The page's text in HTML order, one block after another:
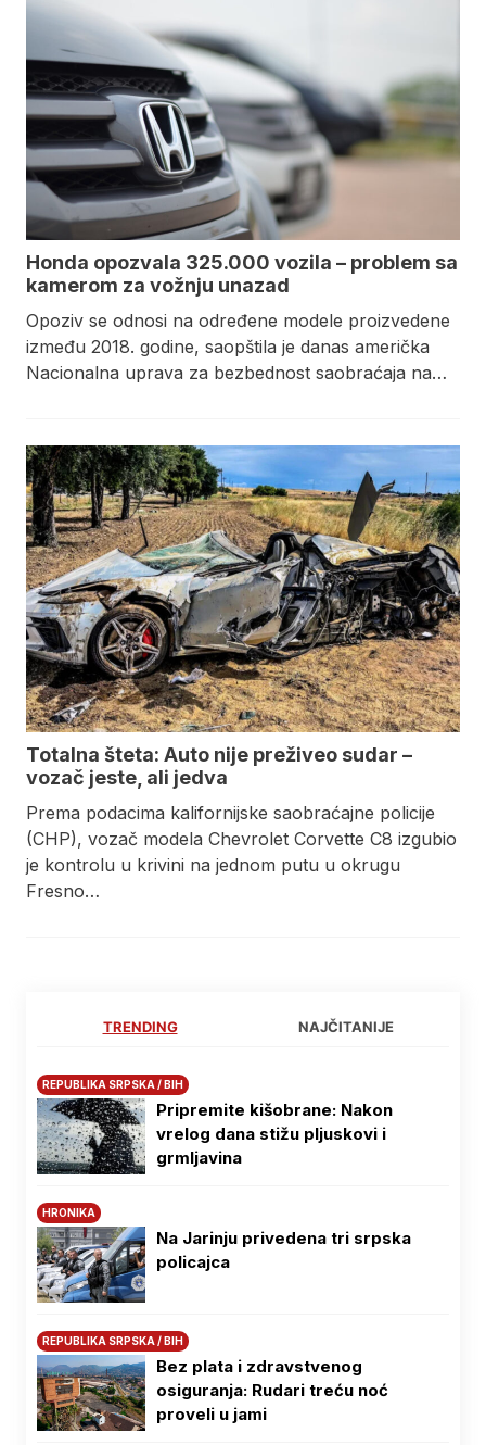
Honda opozvala 325.000 vozila – problem sa
kamerom za vožnju unazad
Opoziv se odnosi na određene modele proizvedene
između 2018. godine, saopštila je danas američka
Nacionalna uprava za bezbednost saobraćaja na…
Totalna šteta: Auto nije preživeo sudar –
vozač jeste, ali jedva
Prema podacima kalifornijske saobraćajne policije
(CHP), vozač modela Chevrolet Corvette C8 izgubio
je kontrolu u krivini na jednom putu u okrugu
Fresno…
TRENDING NAJČITANIJE
REPUBLIKA SRPSKA / BIH
Pripremite kišobrane: Nakon
vrelog dana stižu pljuskovi i
grmljavina
HRONIKA
Na Јarinju privedena tri srpska
policajca
REPUBLIKA SRPSKA / BIH
Bez plata i zdravstvenog
osiguranja: Rudari treću noć
proveli u jami